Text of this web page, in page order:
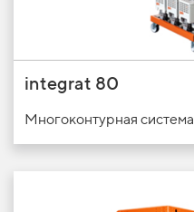
integrat 80
Многоконтурная